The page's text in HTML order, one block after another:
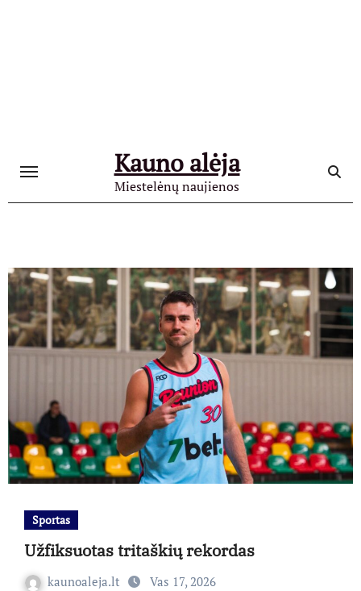
Kauno alėja
Miestelėnų naujienos
Sportas
Užfiksuotas tritaškių rekordas
kaunoaleja.lt Vas 17, 2026